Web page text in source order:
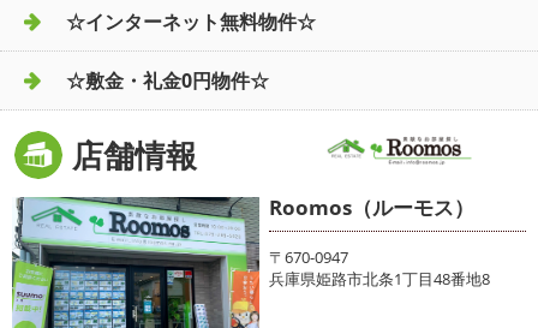
☆インターネット無料物件☆
☆敷金・礼金0円物件☆
店舗情報
Roomos（ルーモス）
〒670-0947
兵庫県姫路市北条1丁目48番地8